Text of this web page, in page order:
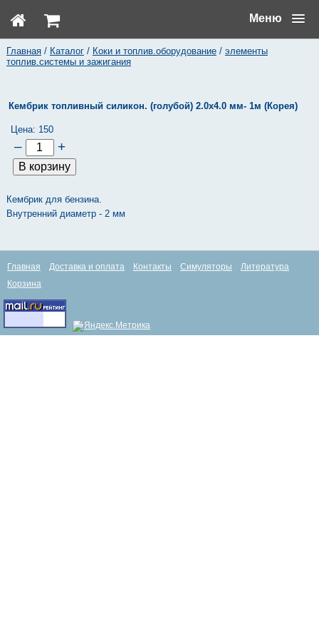
Меню
Главная/ Каталог/ Коки и топлив.оборудование/ элементы
топлив.системы и зажигания
Кембрик топливный силикон. (голубой) 2.0х4.0 мм- 1м (Корея)
Цена: 150
– +
Кембрик для бензина.
Внутренний диаметр - 2 мм
Главная Доставка и оплата Контакты Симуляторы
Литература
Корзина